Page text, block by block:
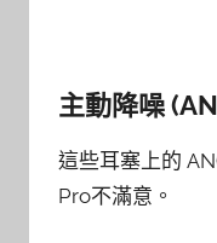
主動降噪
這些耳塞上的
Pro不滿意。